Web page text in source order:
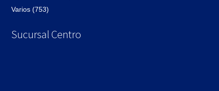
Varios (753)
Sucursal Centro